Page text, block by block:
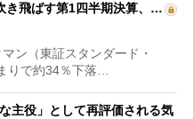
き飛ばす第1四半期決算、…
ン（東証スタンダード・
りで約34％下落…
主役」として再評価される気